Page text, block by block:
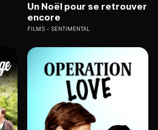
Un Noël pour se retrouver
encore
FILMS SENTIMENTAL